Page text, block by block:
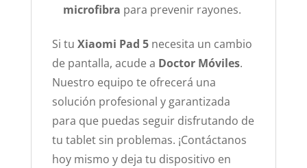
microfibra para prevenir rayones.
Si tu Xiaomi Pad 5necesita un cambio
de pantalla, acude a Doctor Móviles.
Nuestro equipo te ofrecerá una
solución profesional y garantizada
para que puedas seguir disfrutando de
tu tablet sin problemas. ¡Contáctanos
hoy mismo y deja tu dispositivo en